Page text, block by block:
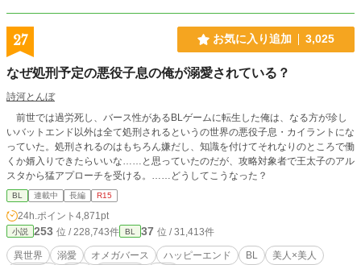
27 お気に入り追加 3,025
なぜ処刑予定の悪役子息の俺が溺愛されている？
詩河とんぼ
前世では過労死し、バース性があるBLゲームに転生した俺は、なる方が珍し
いバットエンド以外は全て処刑されるというの世界の悪役子息・カイラントにな
っていた。処刑されるのはもちろん嫌だし、知識を付けてそれなりのところで働
くか婿入りできたらいいな……と思っていたのだが、攻略対象者で王太子のアル
スタから猛アプローチを受ける。……どうしてこうなった？
BL 連載中 長編 R15
24h.ポイント 4,871pt
小説 253 位 / 228,743件 BL 37 位 / 31,413件
異世界 溺愛 オメガバース ハッピーエンド BL
美人×美人